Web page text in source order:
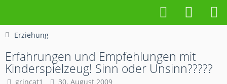
Erziehung
Erfahrungen und Empfehlungen mit
Kinderspielzeug! Sinn oder Unsinn?????
grincat1 30. August 2009